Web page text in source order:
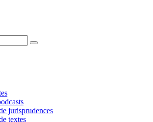
jurisprudences
textes